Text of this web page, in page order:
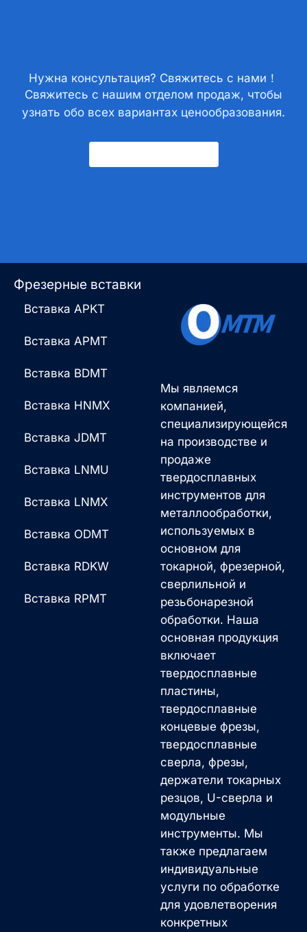
Нужна консультация? Свяжитесь с нами！
Свяжитесь с нашим отделом продаж, чтобы
узнать обо всех вариантах ценообразования.
Мы являемся
компанией,
специализирующейся
на производстве и
продаже
твердосплавных
инструментов для
металлообработки,
используемых в
основном для
токарной, фрезерной,
сверлильной и
резьбонарезной
обработки. Наша
основная продукция
включает
твердосплавные
пластины,
твердосплавные
концевые фрезы,
твердосплавные
сверла, фрезы,
держатели токарных
резцов, U-сверла и
модульные
инструменты. Мы
также предлагаем
индивидуальные
услуги по обработке
для удовлетворения
конкретных
Фрезерные вставки
Вставка APKT
Вставка APMT
Вставка BDMT
Вставка HNMX
Вставка JDMT
Вставка LNMU
Вставка LNMX
Вставка ODMT
Вставка RDKW
Вставка RPMT